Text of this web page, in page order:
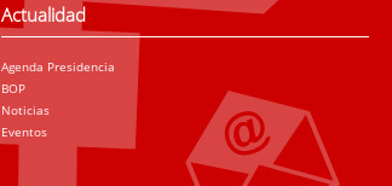
Actualidad
Agenda Presidencia
BOP
Noticias
Eventos